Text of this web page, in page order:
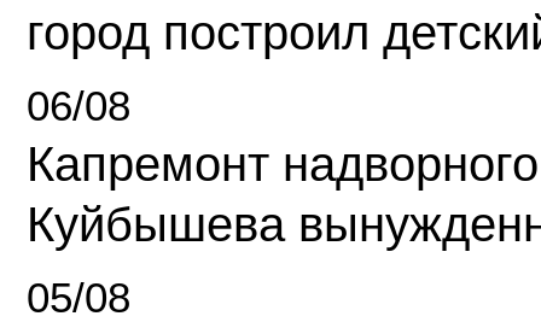
город построил
06/08
Капремонт
Куйбышева
05/08